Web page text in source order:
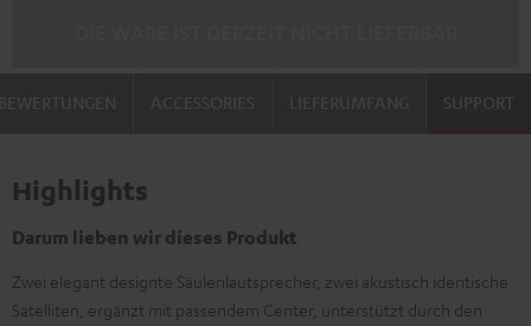
SUPPORT
Highlights
Darum lieben wir dieses Produkt
Zwei elegant designte Säulenlautsprecher, zwei akustisch identische
Satelliten, ergänzt mit passendem Center, unterstützt durch den